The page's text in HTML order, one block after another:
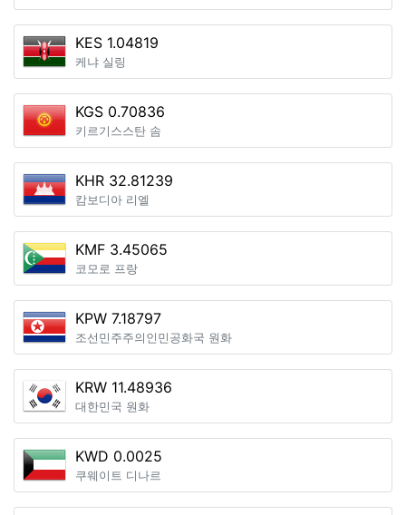
KES 1.04819
케냐 실링
KGS 0.70836
키르기스스탄 솜
KHR 32.81239
캄보디아 리엘
KMF 3.45065
코모로 프랑
KPW 7.18797
조선민주주의인민공화국 원화
KRW 11.48936
대한민국 원화
KWD 0.0025
쿠웨이트 디나르